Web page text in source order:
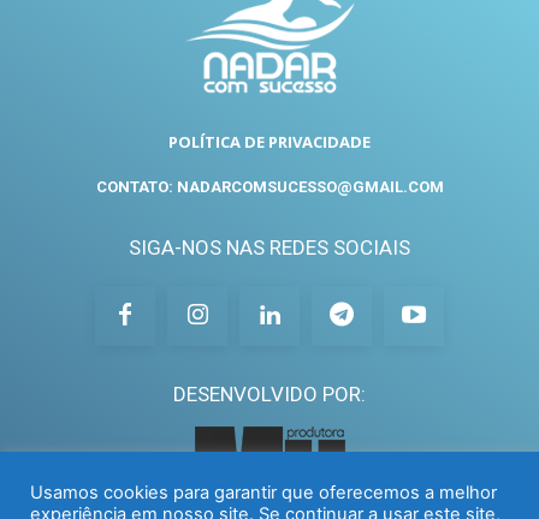
POLÍTICA DE PRIVACIDADE
CONTATO: NADARCOMSUCESSO@GMAIL.COM
SIGA-NOS NAS REDES SOCIAIS
DESENVOLVIDO POR:
Usamos cookies para garantir que oferecemos a melhor
experiência em nosso site. Se continuar a usar este site,